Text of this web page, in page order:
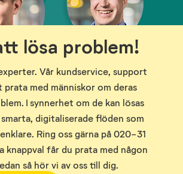
lösa problem!
Vår kundservice, support
prata med människor om deras
I synnerhet om de kan lösas
digitaliserade flöden som
Ring oss gärna på 020-31
knappval får du prata med någon
så hör vi av oss till dig.